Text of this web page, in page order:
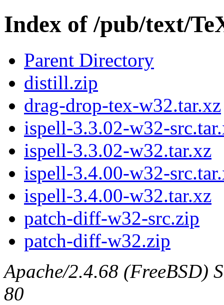
Index of /pub/text/
Parent Directory
distill.zip
drag-drop-tex-w32.tar.xz
ispell-3.3.02-w32-
ispell-3.3.02-w32.tar.xz
ispell-3.4.00-w32-
ispell-3.4.00-w32.tar.xz
patch-diff-w32-src.zip
patch-diff-w32.zip
Apache/2.4.68 (FreeBSD)
80